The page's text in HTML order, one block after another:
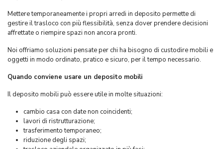
Mettere temporaneamente i propri arredi in deposito permette di
gestire il trasloco con più flessibilità, senza dover prendere decisioni
affrettate o riempire spazi non ancora pronti.
Noi offriamo soluzioni pensate per chi ha bisogno di custodire mobili e
oggetti in modo ordinato, pratico e sicuro, per il tempo necessario.
Quando conviene usare un deposito mobili
Il deposito mobili può essere utile in molte situazioni:
cambio casa con date non coincidenti;
lavori di ristrutturazione;
trasferimento temporaneo;
riduzione degli spazi;